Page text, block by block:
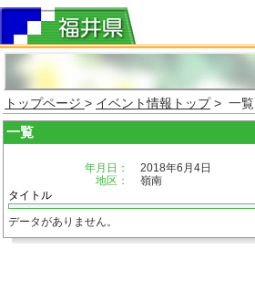
トップページ > イベント情報トップ> 一覧
一覧
年月日：
2018年6月4日
地区：
嶺南
タイトル
データがありません。